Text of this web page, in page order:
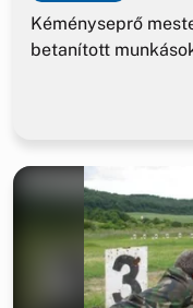
Kéményseprő
betanított